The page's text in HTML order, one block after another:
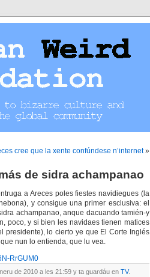
cree que la xente confúndese n’internet»
de sidra achampanao
a Areces poles fiestes navidiegues (la
y consigue una primer esclusiva: el
achampanao, anque dacuando tamién-y
poco, y si bien les navidaes tienen matices
presidente), lo cierto ye que El Corte Inglés
nun lo entienda, que lu vea.
RrGUM0
de 2010 a les 21:59 y ta guardáu en TV.